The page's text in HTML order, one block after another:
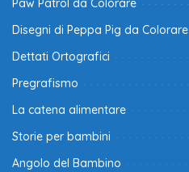
Paw Patrol da Colorare
Disegni di Peppa Pig da Colorare
Dettati Ortografici
Pregrafismo
La catena alimentare
Storie per bambini
Angolo del Bambino